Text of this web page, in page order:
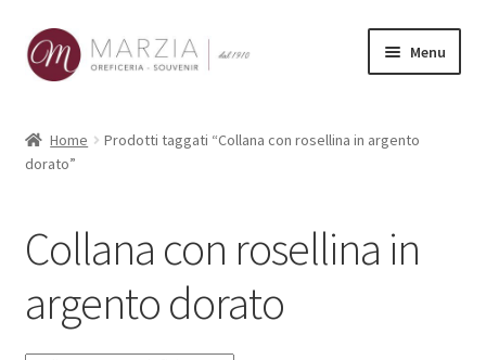
Vai
alla
Vai
al
Menu
Prodotti
Home
Prodotti taggati “Collana con rosellina in argento
dorato”
Collana con rosellina in
argento dorato